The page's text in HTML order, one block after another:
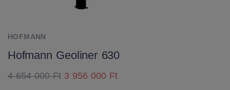
HOFMANN
Hofmann Geoliner 630
4 654 000 Ft 3 956 000 Ft